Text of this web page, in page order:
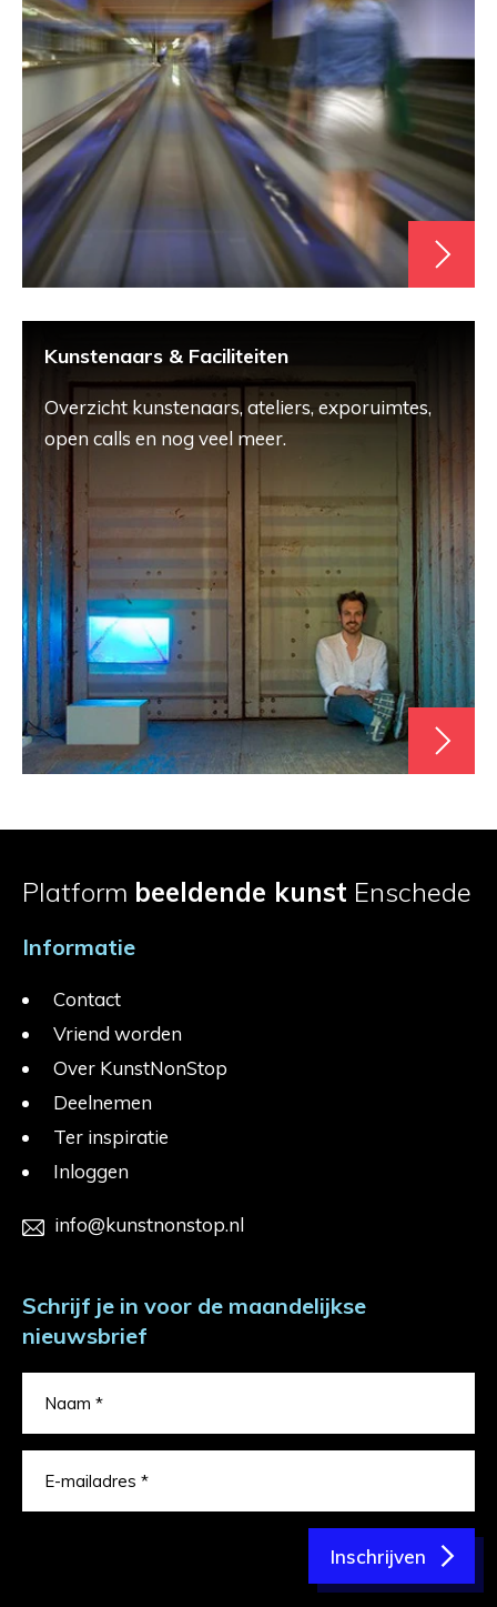
Kunstenaars & Faciliteiten
Overzicht kunstenaars, ateliers, exporuimtes,
open calls en nog veel meer.
Platform beeldende kunst Enschede
Informatie
Contact
Vriend worden
Over KunstNonStop
Deelnemen
Ter inspiratie
Inloggen
info@kunstnonstop.nl
Schrijf je in voor de maandelijkse
nieuwsbrief
Inschrijven